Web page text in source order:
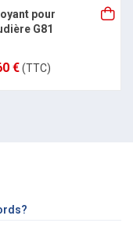
pour
G81
€(TTC)